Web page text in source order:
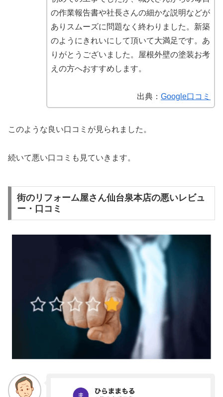
の作業報告書や社長さんの細かな説明などが
ありスムーズに問題なく終わりました。新築
のようにきれいにして頂いて大満足です。あ
りがとうございました。屋根外壁の塗装お考
えの方へおすすめします。
出典： Google口コミ
このような良い口コミが見られました。
続いて悪い口コミも見ていきます。
街のリフォーム屋さん仙台泉本店の悪いレビュ
ー・口コミ